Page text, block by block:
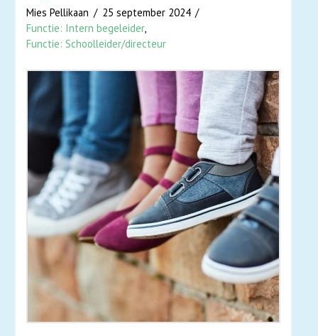
Mies Pellikaan
25 september 2024
Functie: Intern begeleider,
Functie: Schoolleider/directeur